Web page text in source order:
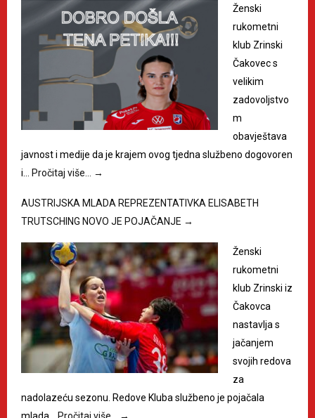
Ženski
rukometni
klub Zrinski
Čakovec s
velikim
zadovoljstvo
m
obavještava
javnost i medije da je krajem ovog tjedna službeno dogovoren
i… Pročitaj više… →
AUSTRIJSKA MLADA REPREZENTATIVKA ELISABETH
TRUTSCHING NOVO JE POJAČANJE →
Ženski
rukometni
klub Zrinski iz
Čakovca
nastavlja s
jačanjem
svojih redova
za
nadolazeću sezonu. Redove Kluba službeno je pojačala